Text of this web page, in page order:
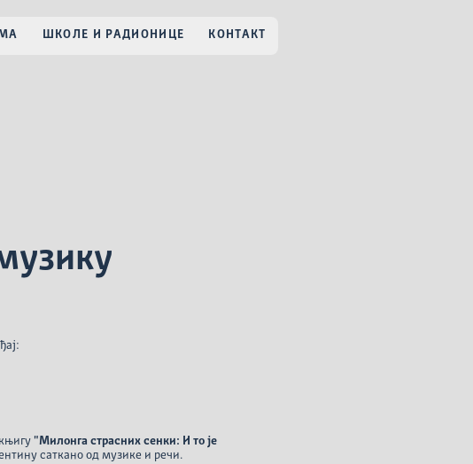
ШКОЛЕ И РАДИОНИЦЕ КОНТАКТ
књигу"Милонга страсних сенки: И то је
саткано од музике и речи.